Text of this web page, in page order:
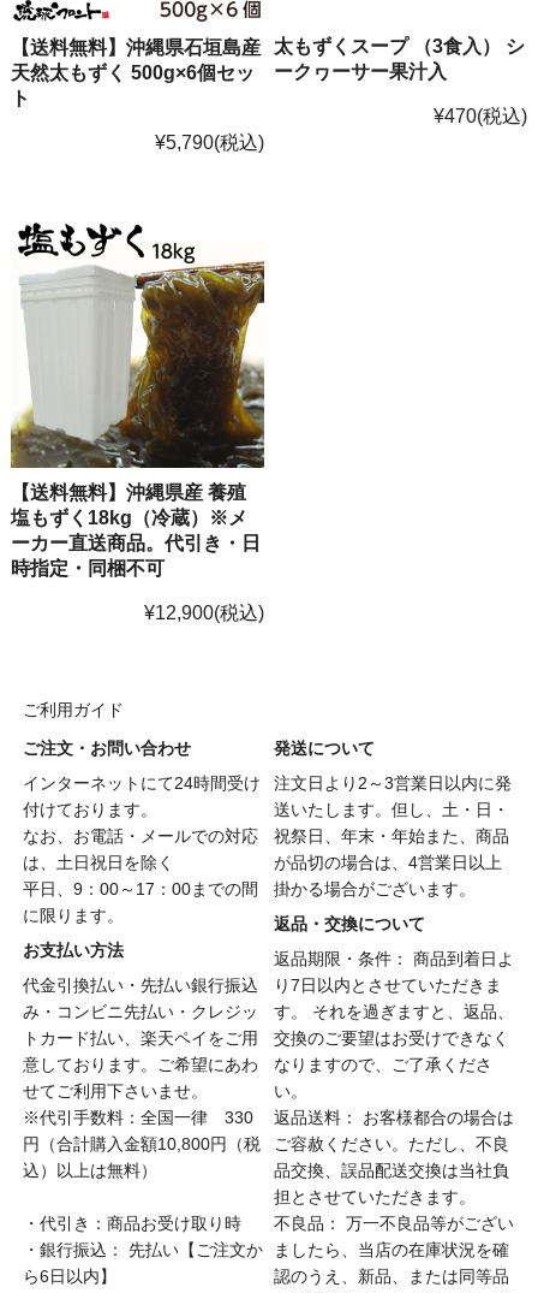
【送料無料】沖縄県石垣島産
天然太もずく 500g×6個セッ
ト
¥5,790(税込)
太もずくスープ （3食入） シ
ークヮーサー果汁入
¥470(税込)
【送料無料】沖縄県産 養殖
塩もずく18kg（冷蔵）※メ
ーカー直送商品。代引き・日
時指定・同梱不可
¥12,900(税込)
ご利用ガイド
ご注文・お問い合わせ
インターネットにて24時間受け
付けております。
なお、お電話・メールでの対応
は、土日祝日を除く
平日、9：00～17：00までの間
に限ります。
お支払い方法
代金引換払い・先払い銀行振込
み・コンビニ先払い・クレジッ
トカード払い、楽天ペイをご用
意しております。ご希望にあわ
せてご利用下さいませ。
※代引手数料：全国一律 330
円（合計購入金額10,800円（税
込）以上は無料）
・代引き：商品お受け取り時
・銀行振込： 先払い【ご注文か
ら6日以内】
発送について
注文日より2～3営業日以内に発
送いたします。但し、土・日・
祝祭日、年末・年始また、商品
が品切の場合は、4営業日以上
掛かる場合がございます。
返品・交換について
返品期限・条件： 商品到着日よ
り7日以内とさせていただきま
す。 それを過ぎますと、返品、
交換のご要望はお受けできなく
なりますので、ご了承くださ
い。
返品送料： お客様都合の場合は
ご容赦ください。ただし、不良
品交換、誤品配送交換は当社負
担とさせていただきます。
不良品： 万一不良品等がござい
ましたら、当店の在庫状況を確
認のうえ、新品、または同等品